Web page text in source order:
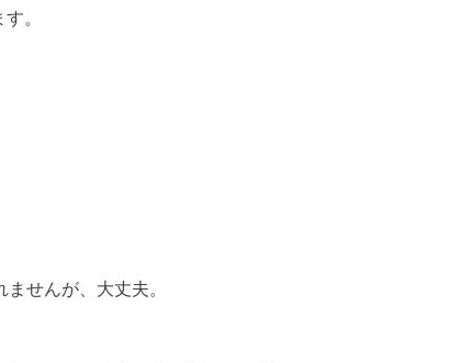
。
せんが、大丈夫。